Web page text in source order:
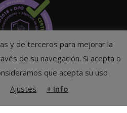
Navarra de Tenis
y de terceros para mejorar la
de su navegación. Si acepta o
que acepta su uso
Ajustes + Info